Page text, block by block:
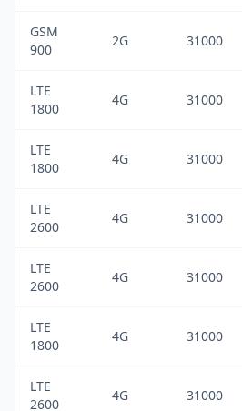
GSM
900
2G 31000
LTE
1800
4G 31000
LTE
1800
4G 31000
LTE
2600
4G 31000
LTE
2600
4G 31000
LTE
1800
4G 31000
LTE
2600
4G 31000